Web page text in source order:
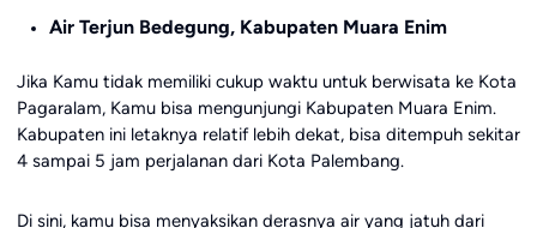
Air Terjun Bedegung, Kabupaten Muara Enim
Jika Kamu tidak memiliki cukup waktu untuk berwisata ke Kota
Pagaralam, Kamu bisa mengunjungi Kabupaten Muara Enim.
Kabupaten ini letaknya relatif lebih dekat, bisa ditempuh sekitar
4 sampai 5 jam perjalanan dari Kota Palembang.
Di sini, kamu bisa menyaksikan derasnya air yang jatuh dari